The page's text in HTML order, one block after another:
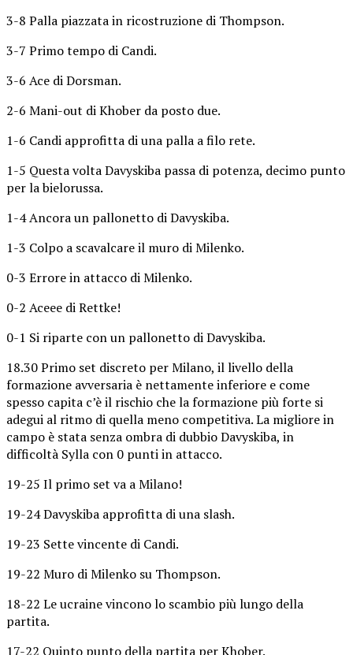
3-8 Palla piazzata in ricostruzione di Thompson.
3-7 Primo tempo di Candi.
3-6 Ace di Dorsman.
2-6 Mani-out di Khober da posto due.
1-6 Candi approfitta di una palla a filo rete.
1-5 Questa volta Davyskiba passa di potenza, decimo punto
per la bielorussa.
1-4 Ancora un pallonetto di Davyskiba.
1-3 Colpo a scavalcare il muro di Milenko.
0-3 Errore in attacco di Milenko.
0-2 Aceee di Rettke!
0-1 Si riparte con un pallonetto di Davyskiba.
18.30 Primo set discreto per Milano, il livello della
formazione avversaria è nettamente inferiore e come
spesso capita c’è il rischio che la formazione più forte si
adegui al ritmo di quella meno competitiva. La migliore in
campo è stata senza ombra di dubbio Davyskiba, in
difficoltà Sylla con 0 punti in attacco.
19-25 Il primo set va a Milano!
19-24 Davyskiba approfitta di una slash.
19-23 Sette vincente di Candi.
19-22 Muro di Milenko su Thompson.
18-22 Le ucraine vincono lo scambio più lungo della
partita.
17-22 Quinto punto della partita per Khober.